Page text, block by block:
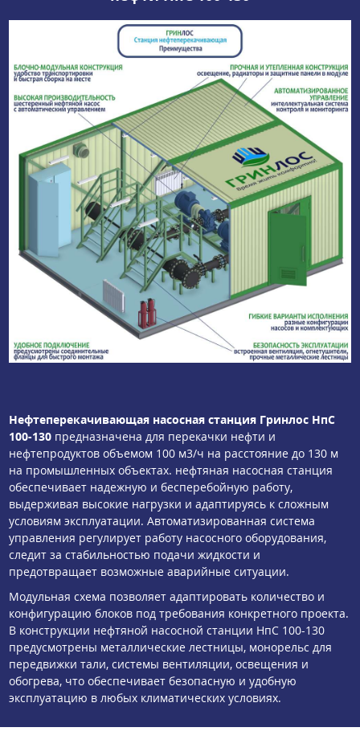
Нефтеперекачивающая насосная станция Гринлос НпС
100-130 предназначена для перекачки нефти и
нефтепродуктов объемом 100 м3/ч на расстояние до 130 м
на промышленных объектах. нефтяная насосная станция
обеспечивает надежную и бесперебойную работу,
выдерживая высокие нагрузки и адаптируясь к сложным
условиям эксплуатации. Автоматизированная система
управления регулирует работу насосного оборудования,
следит за стабильностью подачи жидкости и
предотвращает возможные аварийные ситуации.
Модульная схема позволяет адаптировать количество и
конфигурацию блоков под требования конкретного проекта.
В конструкции нефтяной насосной станции НпС 100-130
предусмотрены металлические лестницы, монорельс для
передвижки тали, системы вентиляции, освещения и
обогрева, что обеспечивает безопасную и удобную
эксплуатацию в любых климатических условиях.